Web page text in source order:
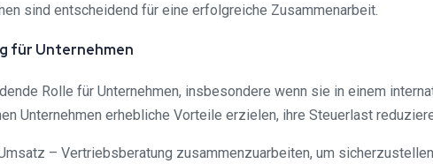
sind entscheidend für eine erfolgreiche Zusammenarbeit.
für Unternehmen
Rolle für Unternehmen, insbesondere wenn sie in einem
Unternehmen erhebliche Vorteile erzielen, ihre Steuerlast
– Vertriebsberatung zusammenzuarbeiten, um